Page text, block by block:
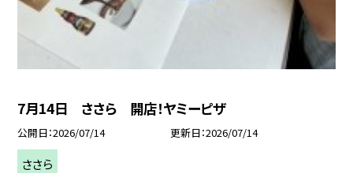
7月14日 ささら 開店！ヤミーピザ
公開日 2026/07/14 更新日 2026/07/14
ささら